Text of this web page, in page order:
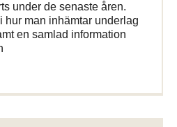
under de senaste åren.
hur man inhämtar underlag
en samlad information